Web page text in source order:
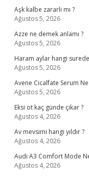
Aşk kalbe zararlı mı ?
Ağustos 5, 2026
Azze ne demek anlamı ?
Ağustos 5, 2026
Haram aylar hangi
Ağustos 5, 2026
Avene Cicalfate Serum
Ağustos 5, 2026
Eksi ot kaç günde çıkar ?
Ağustos 4, 2026
Av mevsimi hangi yıldır ?
Ağustos 4, 2026
Audi A3 Comfort Mode
Ağustos 4, 2026